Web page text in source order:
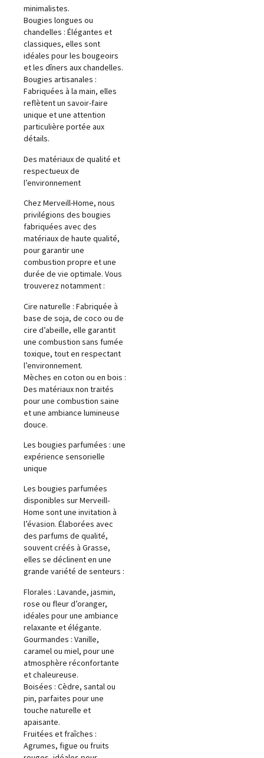
minimalistes.
Bougies longues ou
chandelles : Élégantes et
classiques, elles sont
idéales pour les bougeoirs
et les dîners aux chandelles.
Bougies artisanales :
Fabriquées à la main, elles
reflètent un savoir-faire
unique et une attention
particulière portée aux
détails.
Des matériaux de qualité et
respectueux de
l’environnement
Chez Merveill-Home, nous
privilégions des bougies
fabriquées avec des
matériaux de haute qualité,
pour garantir une
combustion propre et une
durée de vie optimale. Vous
trouverez notamment :
Cire naturelle : Fabriquée à
base de soja, de coco ou de
cire d’abeille, elle garantit
une combustion sans fumée
toxique, tout en respectant
l’environnement.
Mèches en coton ou en bois :
Des matériaux non traités
pour une combustion saine
et une ambiance lumineuse
douce.
Les bougies parfumées : une
expérience sensorielle
unique
Les bougies parfumées
disponibles sur Merveill-
Home sont une invitation à
l’évasion. Élaborées avec
des parfums de qualité,
souvent créés à Grasse,
elles se déclinent en une
grande variété de senteurs :
Florales : Lavande, jasmin,
rose ou fleur d’oranger,
idéales pour une ambiance
relaxante et élégante.
Gourmandes : Vanille,
caramel ou miel, pour une
atmosphère réconfortante
et chaleureuse.
Boisées : Cèdre, santal ou
pin, parfaites pour une
touche naturelle et
apaisante.
Fruitées et fraîches :
Agrumes, figue ou fruits